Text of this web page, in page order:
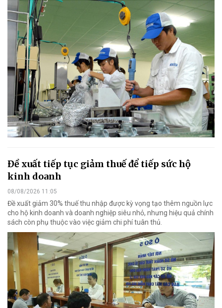
Đề xuất tiếp tục giảm thuế để tiếp sức hộ
kinh doanh
08/08/2026 11:05
Đề xuất giảm 30% thuế thu nhập được kỳ vọng tạo thêm nguồn lực
cho hộ kinh doanh và doanh nghiệp siêu nhỏ, nhưng hiệu quả chính
sách còn phụ thuộc vào việc giảm chi phí tuân thủ.